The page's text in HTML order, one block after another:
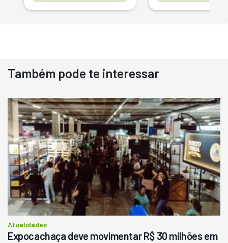
Também pode te interessar
Atualidades
Expocachaça deve movimentar R$ 30 milhões em